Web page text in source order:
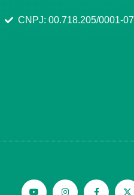
CNPJ: 00.718.205/0001-07